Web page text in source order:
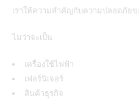
เราให้ความสำคัญกับความปลอดภัย
ไม่ว่าจะเป็น
เครื่องใช้ไฟฟ้า
เฟอร์นิเจอร์
สินค้าธุรกิจ